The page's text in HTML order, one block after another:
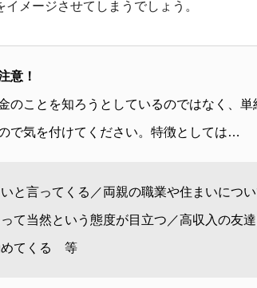
イメージさせてしまうでしょう。
意！
のことを知ろうとしているのではなく、
で気を付けてください。特徴としては…
と言ってくる／両親の職業や住まいにつ
て当然という態度が目立つ／高収入の友
めてくる 等